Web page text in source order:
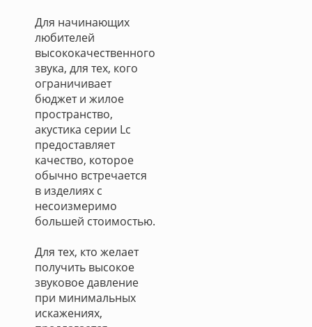
Для начинающих
любителей
высококачественного
звука, для тех, кого
ограничивает
бюджет и жилое
пространство,
акустика серии Lс
предоставляет
качество, которое
обычно встречается
в изделиях с
несоизмеримо
большей стоимостью.
Для тех, кто желает
получить высокое
звуковое давление
при минимальных
искажениях,